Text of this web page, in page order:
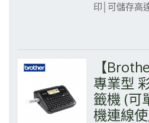
印│可儲存高
【
專業型
籤機 (可
機連線